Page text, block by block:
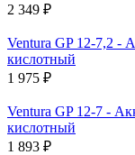
2 349 ₽
Ventura GP 12-7,2 -
кислотный
1 975 ₽
Ventura GP 12-7 -
кислотный
1 893 ₽